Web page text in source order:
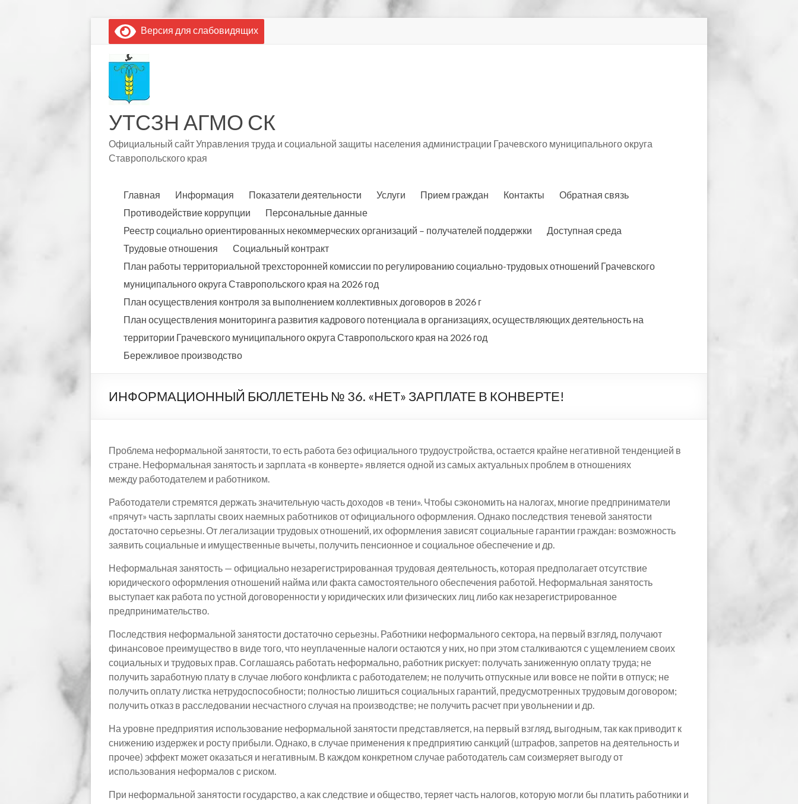
Перейти
содержимому
Версия для слабовидящих
УТСЗН АГМО СК
Официальный сайт Управления труда и социальной защиты населения администрации Грачевского муниципального округа
Ставропольского края
Главная Информация Показатели деятельности Услуги Прием граждан Контакты
Обратная связь
Противодействие коррупции
Персональные данные
Реестр социально ориентированных некоммерческих организаций – получателей поддержки
Доступная среда
Трудовые отношения
Социальный контракт
План работы территориальной трехсторонней комиссии по регулированию социально-трудовых отношений Грачевского
муниципального округа Ставропольского края на 2026 год
План осуществления контроля за выполнением коллективных договоров в 2026 г
План осуществления мониторинга развития кадрового потенциала в организациях, осуществляющих деятельность на
территории Грачевского муниципального округа Ставропольского края на 2026 год
Бережливое производство
ИНФОРМАЦИОННЫЙ БЮЛЛЕТЕНЬ № 36. «НЕТ» ЗАРПЛАТЕ В КОНВЕРТЕ!
Проблема неформальной занятости, то есть работа без официального трудоустройства, остается крайне негативной тенденцией в
стране. Неформальная занятость и зарплата «в конверте» является одной из самых актуальных проблем в отношениях
между работодателем и работником.
Работодатели стремятся держать значительную часть доходов «в тени». Чтобы сэкономить на налогах, многие предприниматели
«прячут» часть зарплаты своих наемных работников от официального оформления. Однако последствия теневой занятости
достаточно серьезны. От легализации трудовых отношений, их оформления зависят социальные гарантии граждан: возможность
заявить социальные и имущественные вычеты, получить пенсионное и социальное обеспечение и др.
Неформальная занятость — официально незарегистрированная трудовая деятельность, которая предполагает отсутствие
юридического оформления отношений найма или факта самостоятельного обеспечения работой. Неформальная занятость
выступает как работа по устной договоренности у юридических или физических лиц либо как незарегистрированное
предпринимательство.
Последствия неформальной занятости достаточно серьезны. Работники неформального сектора, на первый взгляд, получают
финансовое преимущество в виде того, что неуплаченные налоги остаются у них, но при этом сталкиваются с ущемлением своих
социальных и трудовых прав. Соглашаясь работать неформально, работник рискует: получать заниженную оплату труда; не
получить заработную плату в случае любого конфликта с работодателем; не получить отпускные или вовсе не пойти в отпуск; не
получить оплату листка нетрудоспособности; полностью лишиться социальных гарантий, предусмотренных трудовым договором;
получить отказ в расследовании несчастного случая на производстве; не получить расчет при увольнении и др.
На уровне предприятия использование неформальной занятости представляется, на первый взгляд, выгодным, так как приводит к
снижению издержек и росту прибыли. Однако, в случае применения к предприятию санкций (штрафов, запретов на деятельность и
прочее) эффект может оказаться и негативным. В каждом конкретном случае работодатель сам соизмеряет выгоду от
использования неформалов с риском.
При неформальной занятости государство, а как следствие и общество, теряет часть налогов, которую могли бы платить работники и